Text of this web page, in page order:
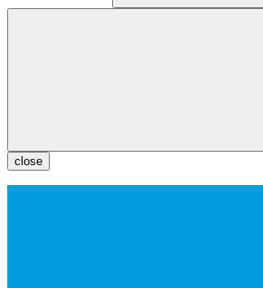
close